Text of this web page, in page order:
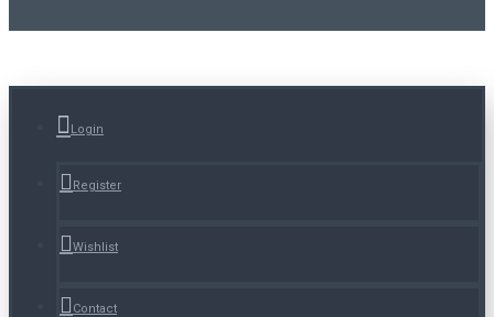
Login
Register
Wishlist
Contact